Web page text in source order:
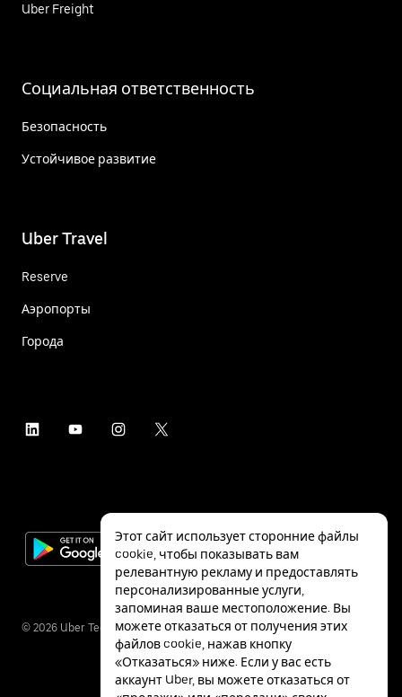
Uber Freight
Социальная ответственность
Безопасность
Устойчивое развитие
Uber Travel
Reserve
Аэропорты
Города
© 2026 Uber Technologies Inc.
Этот сайт использует сторонние файлы
cookie, чтобы показывать вам
релевантную рекламу и предоставлять
персонализированные услуги,
запоминая ваше местоположение. Вы
можете отказаться от получения этих
файлов cookie, нажав кнопку
«Отказаться» ниже. Если у вас есть
аккаунт Uber, вы можете отказаться от